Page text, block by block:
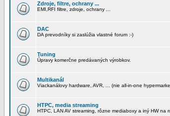
Zdroje, filtre, ochrany ...
EMI,RFI filtre, zdroje, ochrany ...
DAC
DA prevodníky si zaslúžia vlastné forum :-)
Tuning
Úpravy komerčne predávaných výrobkov.
Multikanál
Viackanálovy hardware, AVR, ... (nie all-in-one
HTPC, media streaming
HTPC, LAN AV streaming, rôzne mediaboxy a iný HW na